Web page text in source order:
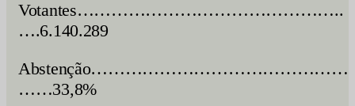
Votantes………………………………………..
….6.140.289
……33,8%